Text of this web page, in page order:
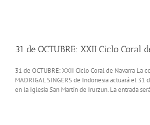
31 de OCTUBRE: XXII Ciclo Coral
31 de OCTUBRE: XXII Ciclo Coral de Navarra La
MADRIGAL SINGERS de Indonesia actuará el 31
en la Iglesia San Martín de Irurzun. La entrada